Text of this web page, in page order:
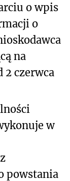
o wpis
o
na
2 czerwca
w
powstania